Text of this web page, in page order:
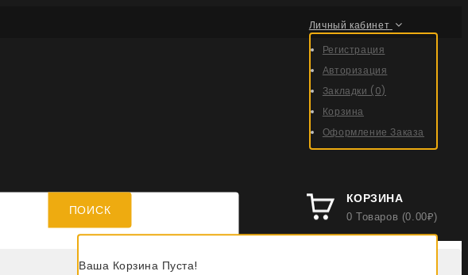
Личный кабинет
Регистрация
Авторизация
Закладки (0)
Корзина
Оформление Заказа
КОРЗИНА
0 Товаров (0.00₽)
Ваша Корзина Пуста!
ПОИСК